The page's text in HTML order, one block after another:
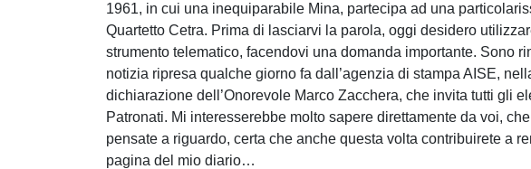
1961, in cui una inequiparabile Mina, partecipa ad una
Quartetto Cetra. Prima di lasciarvi la parola, oggi desidero
strumento telematico, facendovi una domanda importante. Sono
notizia ripresa qualche giorno fa dall’agenzia di stampa AISE,
dichiarazione dell’Onorevole Marco Zacchera, che invita tutti gli
Patronati. Mi interesserebbe molto sapere direttamente da voi,
pensate a riguardo, certa che anche questa volta contribuirete a
pagina del mio diario…